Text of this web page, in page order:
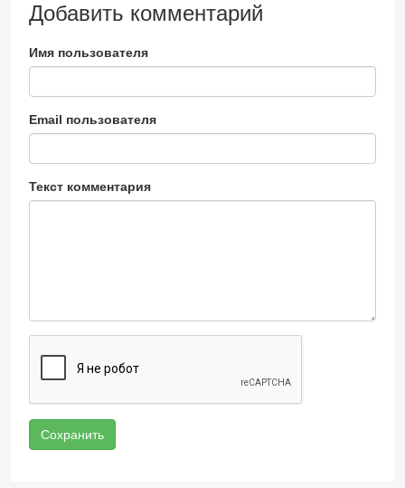
Добавить комментарий
Имя пользователя
Email пользователя
Текст комментария
Сохранить